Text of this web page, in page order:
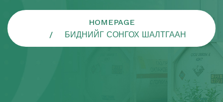
HOMEPAGE
БИДНИЙГ СОНГОХ ШАЛТГААН